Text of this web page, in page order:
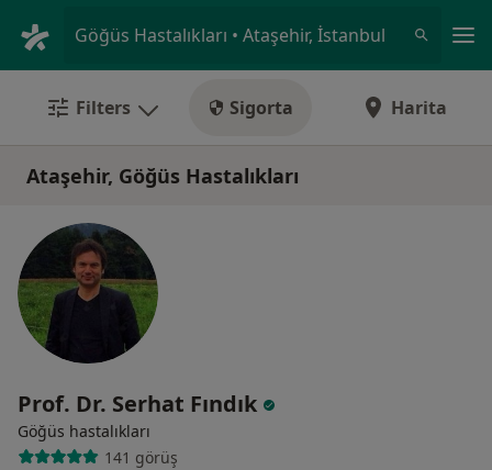
Göğüs Hastalıkları • Ataşehir, İstanbul
Filters Sigorta Harita
Ataşehir, Göğüs Hastalıkları
Prof. Dr. Serhat Fındık
Göğüs hastalıkları
141 görüş